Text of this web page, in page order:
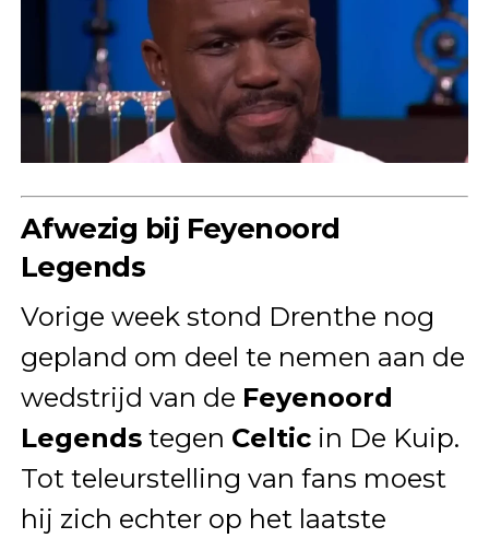
Afwezig bij Feyenoord
Legends
Vorige week stond Drenthe nog
gepland om deel te nemen aan de
wedstrijd van de Feyenoord
Legendstegen Celticin De Kuip.
Tot teleurstelling van fans moest
hij zich echter op het laatste